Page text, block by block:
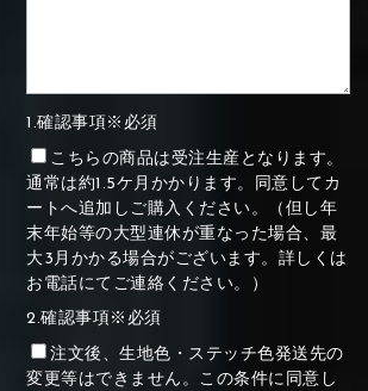
1.確認事項※必須
こちらの商品は受注生産となります。
通常は約1.5ケ月かかります。同意してカ
ートへ追加しご購入ください。（但し年
末年始等の大型連休が重なった場合、最
大3月かかる場合がございます。詳しくは
お電話にてご連絡ください。）
2.確認事項※必須
注文後、生地色・ステッチ色発送先の
変更等はできません。この条件に同意し